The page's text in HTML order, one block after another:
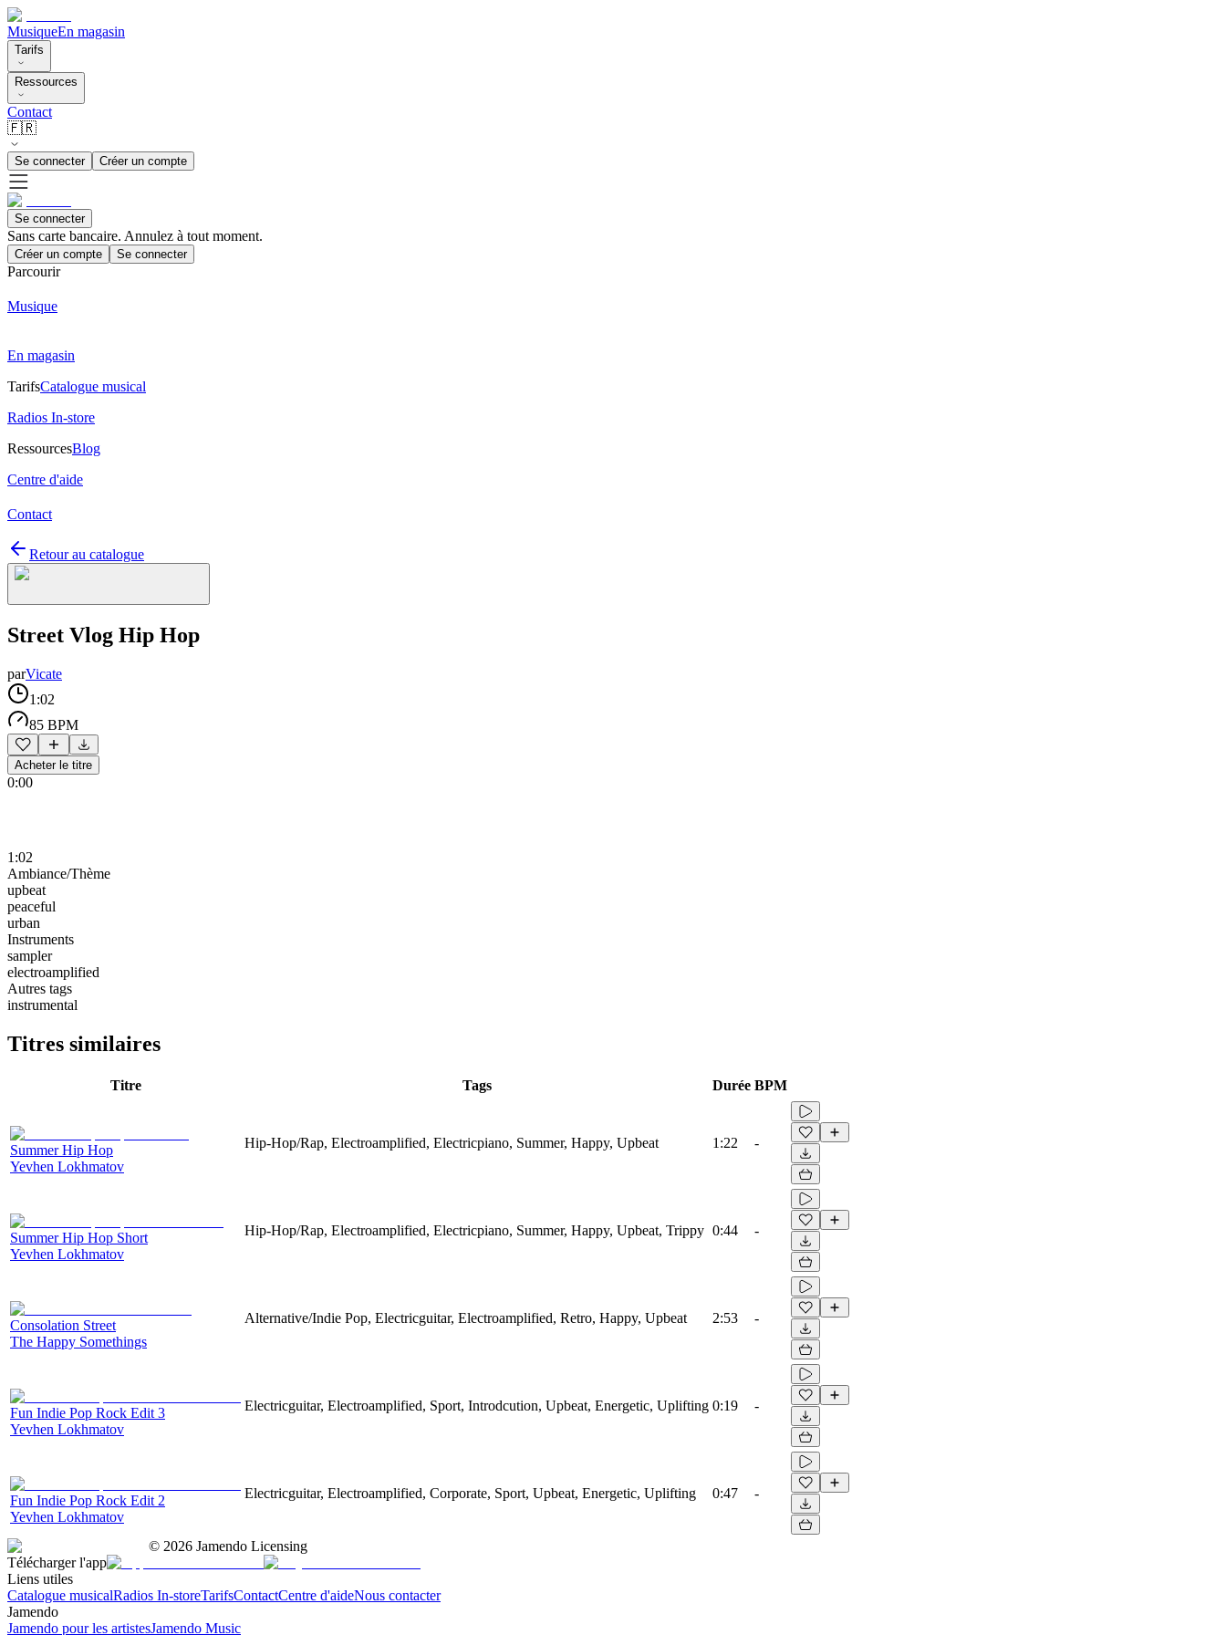
MusiqueEn magasin
Tarifs
Ressources
Contact
🇫🇷
Se connecter Créer un compte
Se connecter
Sans carte bancaire. Annulez à tout moment.
Créer un compte Se connecter
Parcourir
Musique
En magasin
TarifsCatalogue musical
Radios In-store
RessourcesBlog
Centre d'aide
Contact
Retour au catalogue
Street Vlog Hip Hop
parVicate
1:02
85 BPM
Acheter le titre
0:00
1:02
Ambiance/Thème
upbeat
peaceful
urban
Instruments
sampler
electroamplified
Autres tags
instrumental
Titres similaires
Titre Tags Durée BPM
Summer Hip Hop
Yevhen Lokhmatov
Hip-Hop/Rap, Electroamplified, Electricpiano, Summer, Happy, Upbeat 1:22 -
Summer Hip Hop Short
Yevhen Lokhmatov
Hip-Hop/Rap, Electroamplified, Electricpiano, Summer, Happy, Upbeat, Trippy 0:44 -
Consolation Street
The Happy Somethings
Alternative/Indie Pop, Electricguitar, Electroamplified, Retro, Happy, Upbeat 2:53 -
Fun Indie Pop Rock Edit 3
Yevhen Lokhmatov
Electricguitar, Electroamplified, Sport, Introdcution, Upbeat, Energetic, Uplifting 0:19 -
Fun Indie Pop Rock Edit 2
Yevhen Lokhmatov
Electricguitar, Electroamplified, Corporate, Sport, Upbeat, Energetic, Uplifting 0:47 -
© 2026 Jamendo Licensing
Télécharger l'app
Liens utiles
Catalogue musicalRadios In-storeTarifsContactCentre d'aideNous contacter
Jamendo
Jamendo pour les artistesJamendo Music